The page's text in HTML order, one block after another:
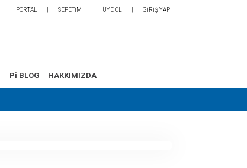
PORTAL SEPETİM ÜYE OL GİRİŞ YAP
Pi BLOG HAKKIMIZDA